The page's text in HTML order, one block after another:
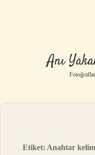
Anı
Etiket: Anahtar